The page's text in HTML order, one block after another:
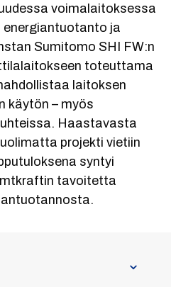
voimalaitoksessa
ja
Sumitomo SHI FW:n
toteuttama
laitoksen
käytön – myös
Haastavasta
projekti vietiin
syntyi
tavoitetta